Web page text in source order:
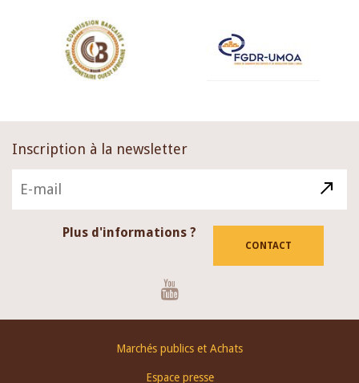
Inscription à la newsletter
Plus d'informations ?
CONTACT
Marchés publics et Achats
Espace presse